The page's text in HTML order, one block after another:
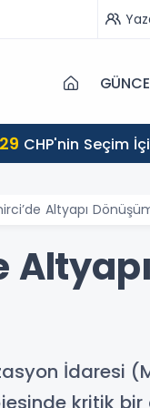
CHP'nin Seçim
Altyapı
İdaresi
kritik